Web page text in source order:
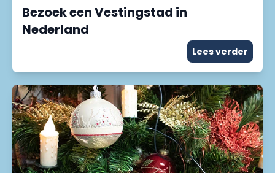
Bezoek een Vestingstad in
Nederland
Lees verder